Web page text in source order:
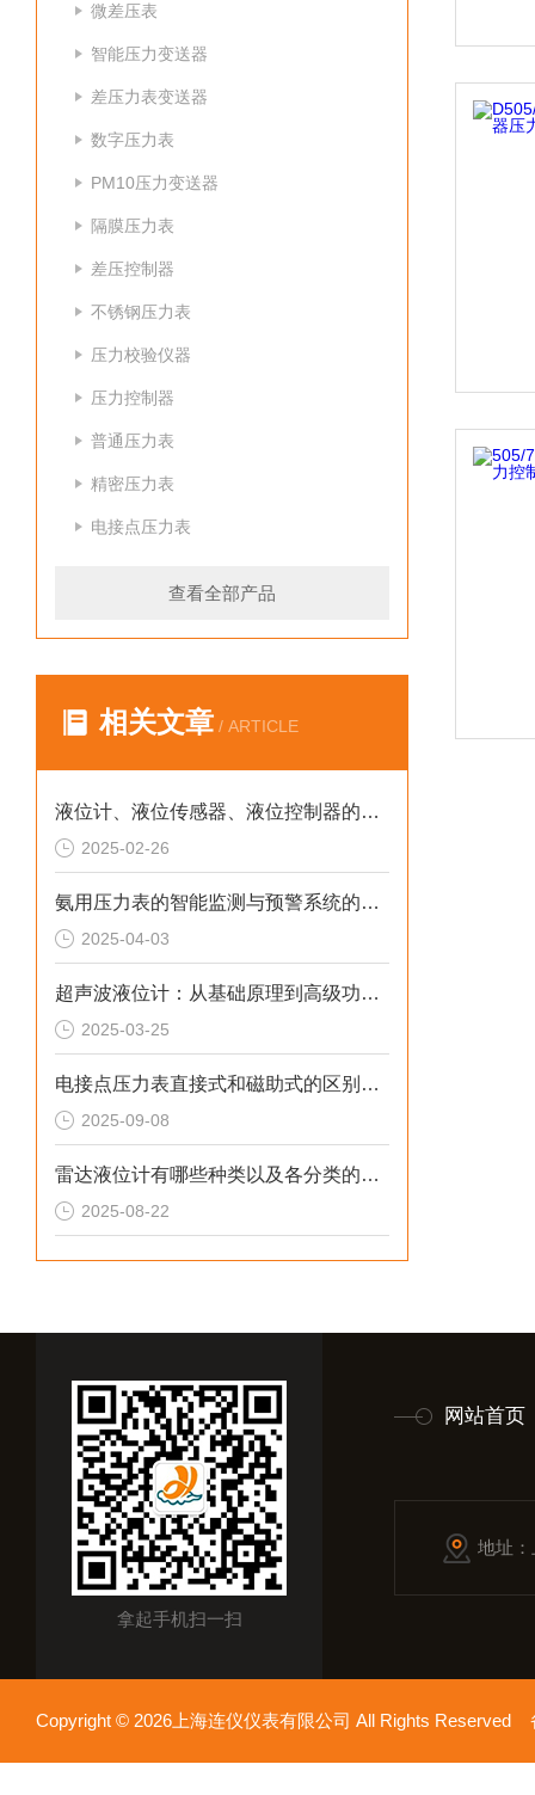
微差压表
智能压力变送器
差压力表变送器
数字压力表
PM10压力变送器
隔膜压力表
差压控制器
不锈钢压力表
压力校验仪器
压力控制器
普通压力表
精密压力表
电接点压力表
查看全部产品
相关文章 / ARTICLE
液位计、液位传感器、液位控制器的区别是什么？
2025-02-26
氨用压力表的智能监测与预警系统的应用
2025-04-03
超声波液位计：从基础原理到高级功能的全面解析
2025-03-25
电接点压力表直接式和磁助式的区别及压力表FS含义解析
2025-09-08
雷达液位计有哪些种类以及各分类的特点详解
2025-08-22
拿起手机扫一扫
网站首页
地址
Copyright © 2026上海连仪仪表有限公司 All Rights Reserved